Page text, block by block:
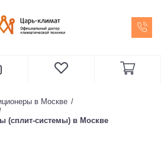
в Москве
(сплит-системы) в Москве